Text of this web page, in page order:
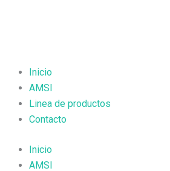
Inicio
AMSI
Linea de productos
Contacto
Inicio
AMSI